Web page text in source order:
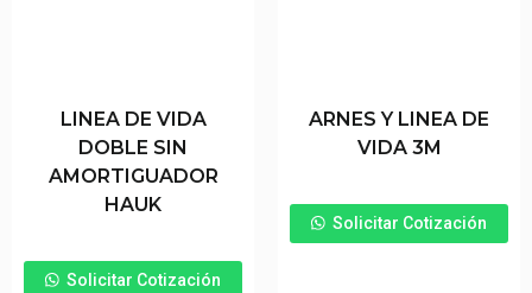
LINEA DE VIDA
DOBLE SIN
AMORTIGUADOR
HAUK
Solicitar Cotización
ARNES Y LINEA DE
VIDA 3M
Solicitar Cotización